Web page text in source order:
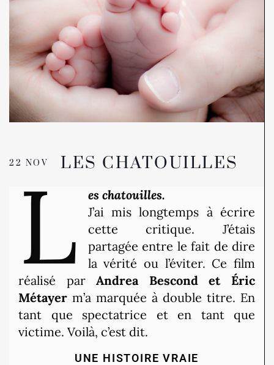
22 NOV LES CHATOUILLES
L
es chatouilles.
J’ai mis longtemps à écrire
cette critique. J’étais
partagée entre le fait de dire
la vérité ou l’éviter. Ce film
réalisé parAndrea Bescond et Éric
Métayer m’a marquée à double titre. En
tant que spectatrice et en tant que
victime. Voilà, c’est dit.
UNE HISTOIRE VRAIE